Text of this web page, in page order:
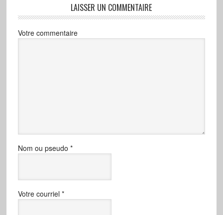
LAISSER UN COMMENTAIRE
Votre commentaire
Nom ou pseudo *
Votre courriel *